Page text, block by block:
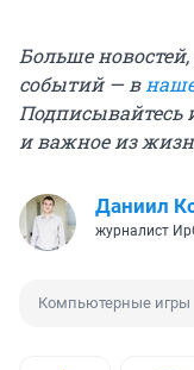
Больше
событий — в
Подписывайтесь
и важное из
Даниил
журналист
Компьютерные игры